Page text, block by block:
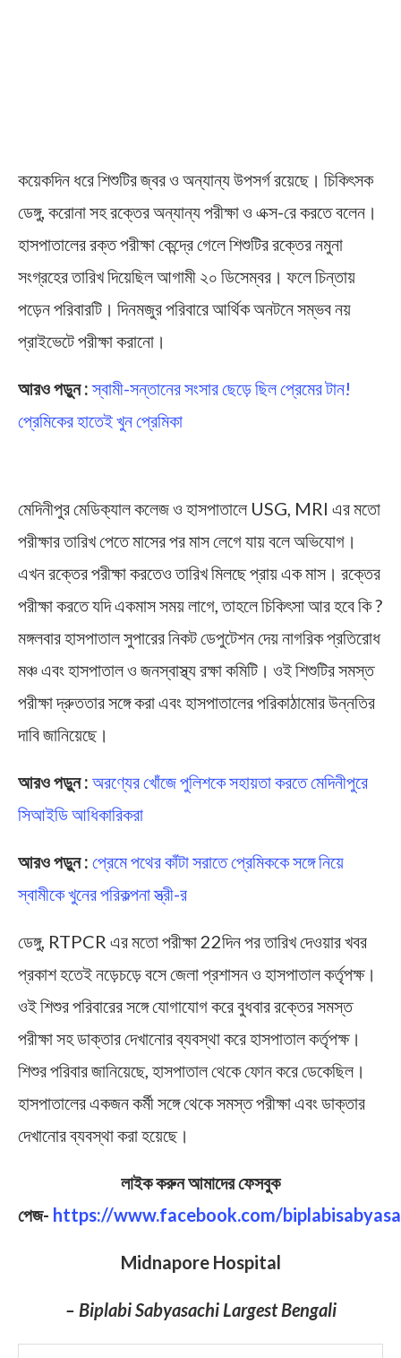
কয়েকদিন ধরে শিশুটির জ্বর ও অন্যান্য উপসর্গ রয়েছে। চিকিৎসক
ডেঙ্গু, করোনা সহ রক্তের অন্যান্য পরীক্ষা ও এক্স-রে করতে বলেন।
হাসপাতালের রক্ত পরীক্ষা কেন্দ্রে গেলে শিশুটির রক্তের নমুনা
সংগ্রহের তারিখ দিয়েছিল আগামী ২০ ডিসেম্বর। ফলে চিন্তায়
পড়েন পরিবারটি। দিনমজুর পরিবারে আর্থিক অনটনে সম্ভব নয়
প্রাইভেটে পরীক্ষা করানো।
আরও পড়ুন : স্বামী-সন্তানের সংসার ছেড়ে ছিল প্রেমের টান!
প্রেমিকের হাতেই খুন প্রেমিকা
মেদিনীপুর মেডিক্যাল কলেজ ও হাসপাতালে USG, MRI এর মতো
পরীক্ষার তারিখ পেতে মাসের পর মাস লেগে যায় বলে অভিযোগ।
এখন রক্তের পরীক্ষা করতেও তারিখ মিলছে প্রায় এক মাস। রক্তের
পরীক্ষা করতে যদি একমাস সময় লাগে, তাহলে চিকিৎসা আর হবে কি ?
মঙ্গলবার হাসপাতাল সুপারের নিকট ডেপুটেশন দেয় নাগরিক প্রতিরোধ
মঞ্চ এবং হাসপাতাল ও জনস্বাস্থ্য রক্ষা কমিটি। ওই শিশুটির সমস্ত
পরীক্ষা দ্রুততার সঙ্গে করা এবং হাসপাতালের পরিকাঠামোর উন্নতির
দাবি জানিয়েছে।
আরও পড়ুন : অরণ্যের খোঁজে পুলিশকে সহায়তা করতে মেদিনীপুরে
সিআইডি আধিকারিকরা
আরও পড়ুন : প্রেমে পথের কাঁটা সরাতে প্রেমিককে সঙ্গে নিয়ে
স্বামীকে খুনের পরিকল্পনা স্ত্রী-র
ডেঙ্গু, RTPCR এর মতো পরীক্ষা 22দিন পর তারিখ দেওয়ার খবর
প্রকাশ হতেই নড়েচড়ে বসে জেলা প্রশাসন ও হাসপাতাল কর্তৃপক্ষ।
ওই শিশুর পরিবারের সঙ্গে যোগাযোগ করে বুধবার রক্তের সমস্ত
পরীক্ষা সহ ডাক্তার দেখানোর ব্যবস্থা করে হাসপাতাল কর্তৃপক্ষ।
শিশুর পরিবার জানিয়েছে, হাসপাতাল থেকে ফোন করে ডেকেছিল।
হাসপাতালের একজন কর্মী সঙ্গে থেকে সমস্ত পরীক্ষা এবং ডাক্তার
দেখানোর ব্যবস্থা করা হয়েছে।
লাইক করুন আমাদের ফেসবুক
পেজ- https://www.facebook.com/
Midnapore Hospital
– Biplabi Sabyasachi Largest Bengali